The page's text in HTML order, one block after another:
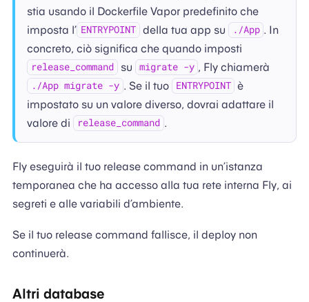
stia usando il Dockerfile Vapor predefinito che
imposta l’ ENTRYPOINT della tua app su ./App . In
concreto, ciò significa che quando imposti
release_command su migrate -y , Fly chiamerà
./App migrate -y . Se il tuo ENTRYPOINT è
impostato su un valore diverso, dovrai adattare il
valore di
release_command .
Fly eseguirà il tuo release command in un’istanza
temporanea che ha accesso alla tua rete interna Fly, ai
segreti e alle variabili d’ambiente.
Se il tuo release command fallisce, il deploy non
continuerà.
Altri database